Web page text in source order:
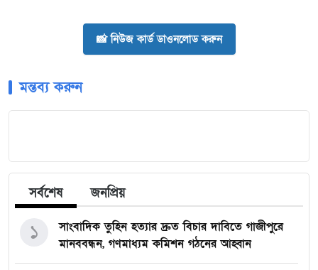
📸 নিউজ কার্ড ডাওনলোড করুন
মন্তব্য করুন
সর্বশেষ জনপ্রিয়
সাংবাদিক তুহিন হত্যার দ্রুত বিচার দাবিতে গাজীপুরে
মানববন্ধন, গণমাধ্যম কমিশন গঠনের আহ্বান
১